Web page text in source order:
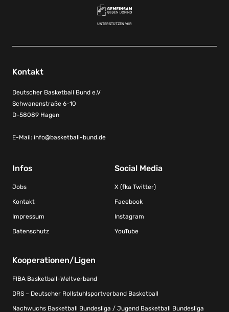
UNTERSTÜTZEN WIR
Kontakt
Deutscher Basketball Bund e.V
Schwanenstraße 6-10
D-58089 Hagen
E-Mail: info@basketball-bund.de
Infos
Jobs
Kontakt
Impressum
Datenschutz
Social Media
X (fka Twitter)
Facebook
Instagram
YouTube
Kooperationen/Ligen
FIBA Basketball-Weltverband
DRS – Deutscher Rollstuhlsportverband Basketball
Nachwuchs Basketball Bundesliga / Jugend Basketball Bundesliga